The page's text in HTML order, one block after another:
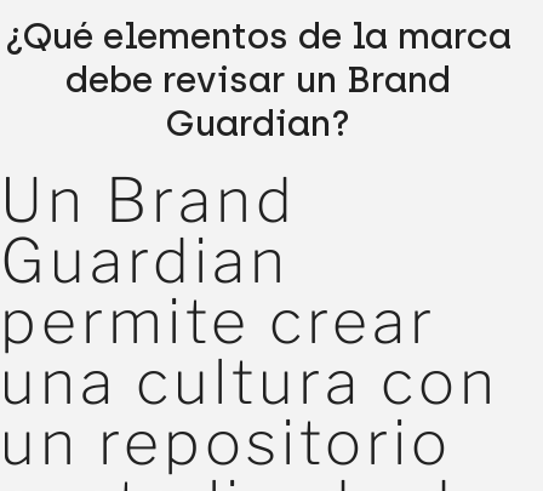
¿Qué elementos de la marca
debe revisar un Brand
Guardian?
Un Brand
Guardian
permite crear
una cultura con
un repositorio